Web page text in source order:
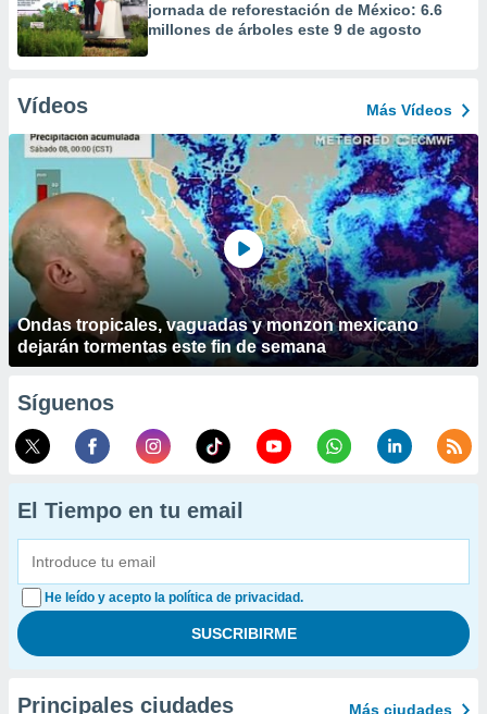
jornada de reforestación de México: 6.6
millones de árboles este 9 de agosto
Vídeos Más Vídeos
Ondas tropicales, vaguadas y monzon mexicano
dejarán tormentas este fin de semana
Síguenos
El Tiempo en tu email
He leído y acepto la política de privacidad.
Principales ciudades Más ciudades